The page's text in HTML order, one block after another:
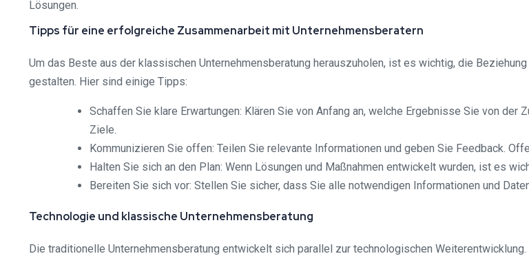
Lösungen.
Tipps für eine erfolgreiche Zusammenarbeit mit Unternehmensberatern
Um das Beste aus der klassischen Unternehmensberatung herauszuholen, ist es wichtig, die
gestalten. Hier sind einige Tipps:
Schaffen Sie klare Erwartungen: Klären Sie von Anfang an, welche Ergebnisse Sie von
Ziele.
Kommunizieren Sie offen: Teilen Sie relevante Informationen und geben Sie Feedback.
Halten Sie sich an den Plan: Wenn Lösungen und Maßnahmen entwickelt wurden, ist es
Bereiten Sie sich vor: Stellen Sie sicher, dass Sie alle notwendigen Informationen und
Technologie und klassische Unternehmensberatung
Die traditionelle Unternehmensberatung entwickelt sich parallel zur technologischen